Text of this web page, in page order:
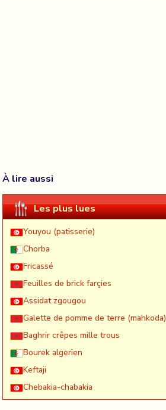
À lire aussi
Les plus lues
Youyou (patisserie)
Chorba
Fricassé
Feuilles de brick farçies
Assidat zgougou
Galette de pomme de terre (mahkoda)
Baghrir crêpes mille trous
Bourek algerien
Keftaji
Chebakia-chabakia